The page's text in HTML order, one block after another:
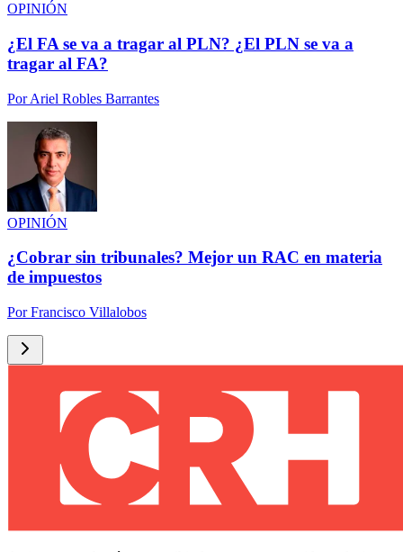
OPINIÓN
¿El FA se va a tragar al PLN? ¿El PLN se va a
tragar al FA?
PorAriel Robles Barrantes
OPINIÓN
¿Cobrar sin tribunales? Mejor un RAC en materia
de impuestos
PorFrancisco Villalobos